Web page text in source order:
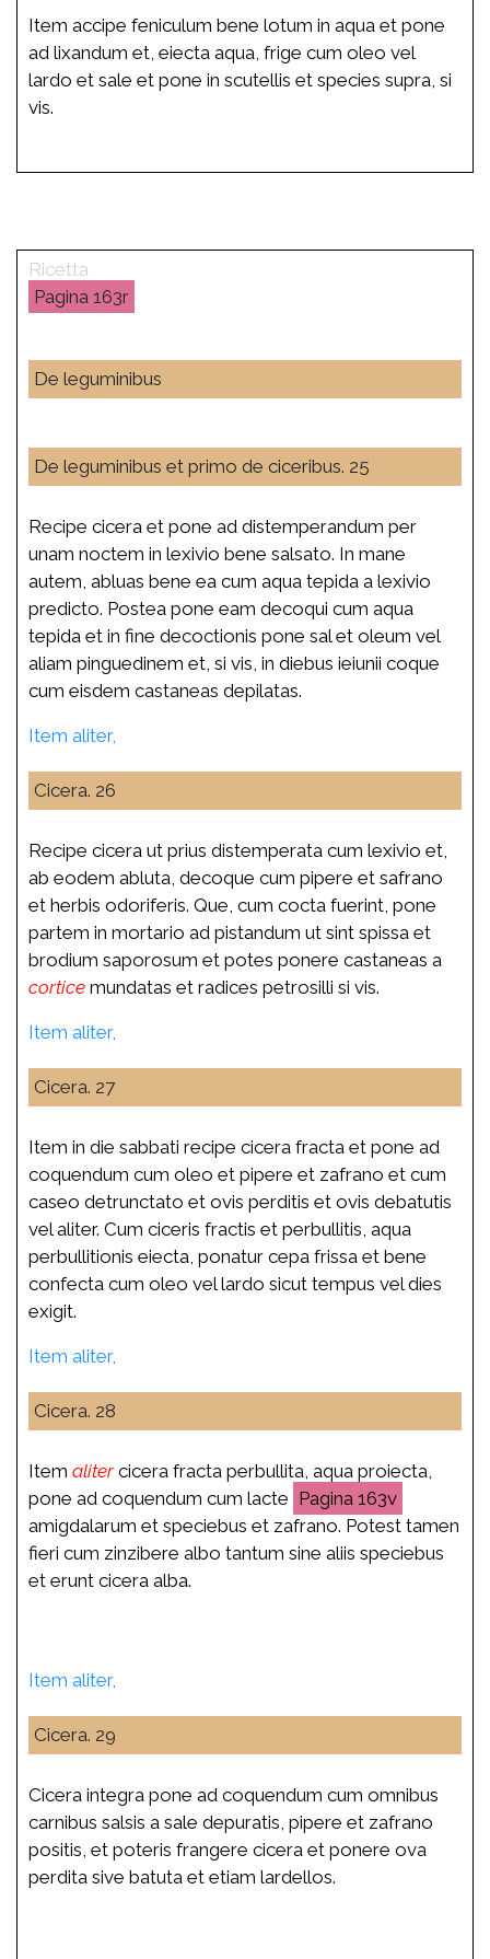
Item accipe feniculum bene lotum in aqua et pone
ad lixandum et, eiecta aqua, frige cum oleo vel
lardo et sale et pone in scutellis et species supra, si
vis.
163r
De leguminibus
De leguminibus et primo de ciceribus. 25
Recipe cicera et pone ad distemperandum per
unam noctem in lexivio bene salsato. In mane
autem, abluas bene ea cum aqua tepida a lexivio
predicto. Postea pone eam decoqui cum aqua
tepida et in fine decoctionis pone sal et oleum vel
aliam pinguedinem et, si vis, in diebus ieiunii coque
cum eisdem castaneas depilatas.
Item aliter,
Cicera. 26
Recipe cicera ut prius distemperata cum lexivio et,
ab eodem abluta, decoque cum pipere et safrano
et herbis odoriferis. Que, cum cocta fuerint, pone
partem in mortario ad pistandum ut sint spissa et
brodium saporosum et potes ponere castaneas a
cortice mundatas et radices petrosilli si vis.
Item aliter,
Cicera. 27
Item in die sabbati recipe cicera fracta et pone ad
coquendum cum oleo et pipere et zafrano et cum
caseo detrunctato et ovis perditis et ovis debatutis
vel aliter. Cum ciceris fractis et perbullitis, aqua
perbullitionis eiecta, ponatur cepa frissa et bene
confecta cum oleo vel lardo sicut tempus vel dies
exigit.
Item aliter,
Cicera. 28
Item alitercicera fracta perbullita, aqua proiecta,
pone ad coquendum cum lacte
163v
amigdalarum et speciebus et zafrano. Potest tamen
fieri cum zinzibere albo tantum sine aliis speciebus
et erunt cicera alba.
Item aliter,
Cicera. 29
Cicera integra pone ad coquendum cum omnibus
carnibus salsis a sale depuratis, pipere et zafrano
positis, et poteris frangere cicera et ponere ova
perdita sive batuta et etiam lardellos.